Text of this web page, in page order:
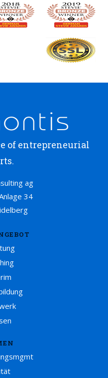
of entrepreneurial
ag
34